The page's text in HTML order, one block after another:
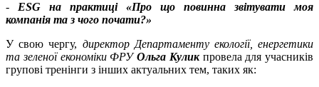
- ESG на практиці «Про що повинна звітувати моя
компанія та з чого почати?»
У свою чергу, директор Департаменту екології, енергетики
та зеленої економіки ФРУ Ольга Кулик провела для учасників
групові тренінги з інших актуальних тем, таких як: